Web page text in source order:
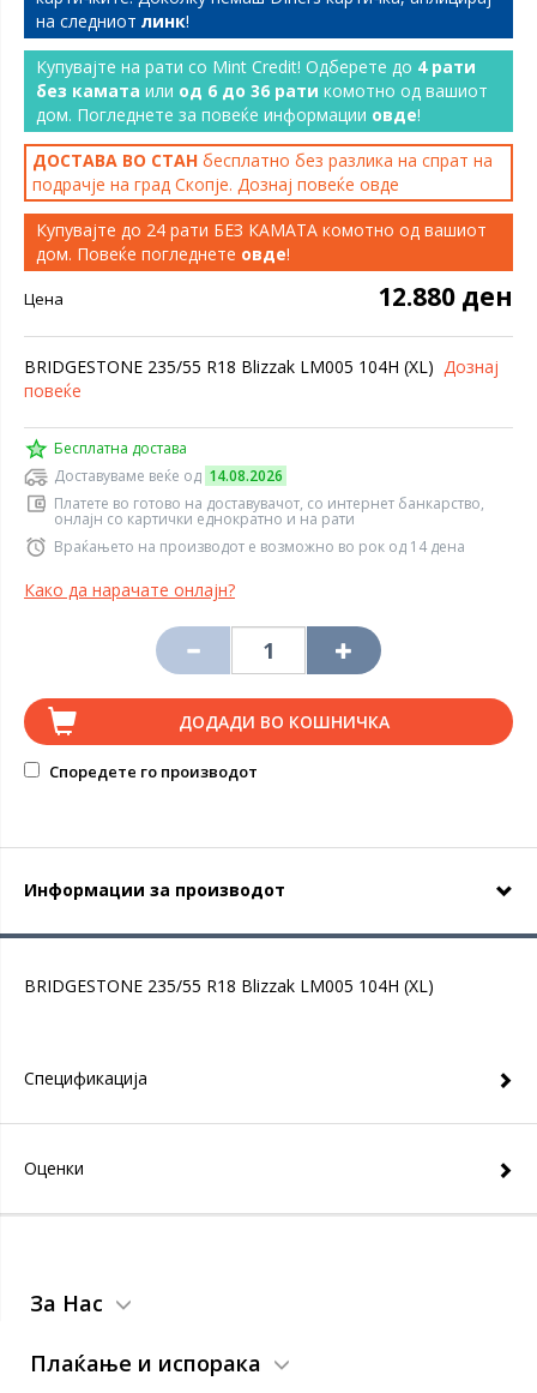
на следниот линк!
Купувајте на рати со Mint Credit! Одберете до 4 рати
без камата или од 6 до 36 рати комотно од вашиот
дом. Погледнете за повеќе информации овде!
ДОСТАВА ВО СТАН бесплатно без разлика на спрат на
подрачје на град Скопје. Дознај повеќе овде
Купувајте до 24 рати БЕЗ КАМАТА комотно од вашиот
дом. Повеќе погледнете овде!
Цена 12.880 ден
BRIDGESTONE 235/55 R18 Blizzak LM005 104H (XL) Дознај
повеќе
Бесплатна достава
Доставуваме веќе од 14.08.2026
Платете во готово на доставувачот, со интернет банкарство,
онлајн со картички еднократно и на рати
Враќањето на производот е возможно во рок од 14 дена
Како да нарачате онлајн?
ДОДАДИ ВО КОШНИЧКА
Споредете го производот
Информации за производот
BRIDGESTONE 235/55 R18 Blizzak LM005 104H (XL)
Спецификација
Оценки
За Нас
Плаќање и испорака